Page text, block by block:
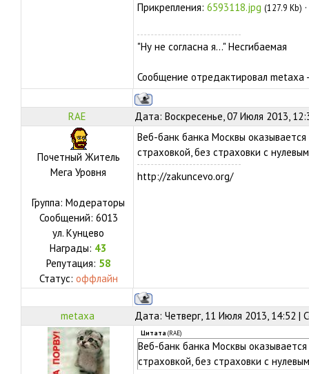
Прикрепления: 6593118.jpg (127.9 Kb) ·
"Ну не согласна я..." Несгибаемая
Сообщение отредактировал metaxa
RAE Дата: Воскресенье, 07 Июля 2013,
Почетный Житель
Мега Уровня
Группа: Модераторы
Сообщений: 6013
ул. Кунцево
Награды: 43
Репутация: 58
Статус: оффлайн
Веб-банк банка Москвы
страховкой, без страховки с
http://zakuncevo.org/
metaxa Дата: Четверг, 11 Июля 2013, 14:52 |
Цитата (RAE)
Веб-банк банка Москвы
страховкой, без страховки с